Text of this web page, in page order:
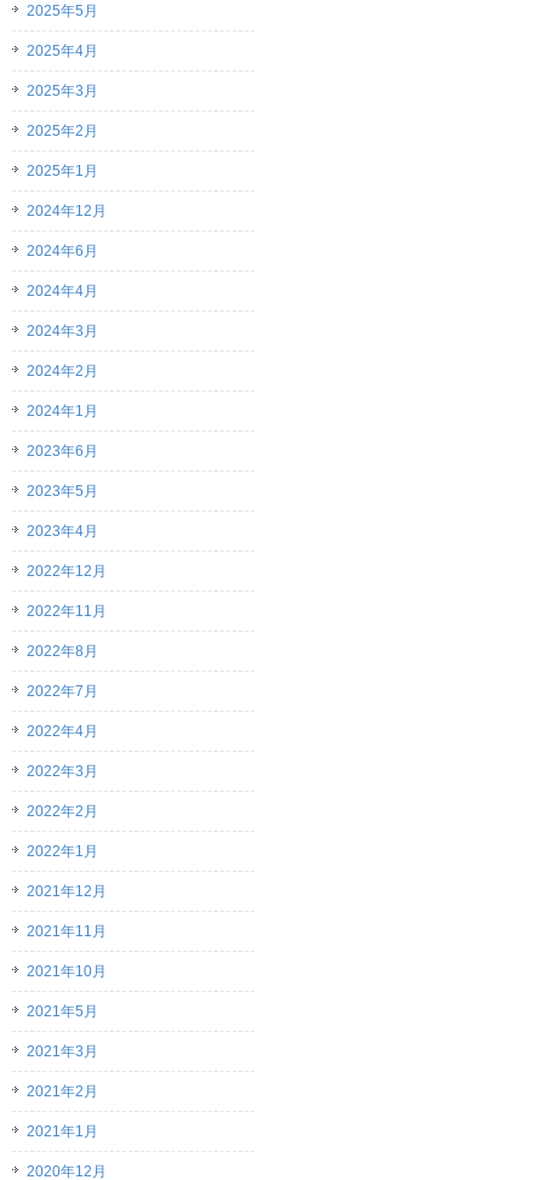
2025年5月
2025年4月
2025年3月
2025年2月
2025年1月
2024年12月
2024年6月
2024年4月
2024年3月
2024年2月
2024年1月
2023年6月
2023年5月
2023年4月
2022年12月
2022年11月
2022年8月
2022年7月
2022年4月
2022年3月
2022年2月
2022年1月
2021年12月
2021年11月
2021年10月
2021年5月
2021年3月
2021年2月
2021年1月
2020年12月